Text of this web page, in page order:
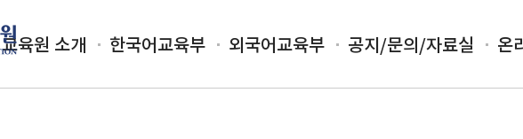
교육원 소개 한국어교육부 외국어교육부 공지/문의/자료실 온